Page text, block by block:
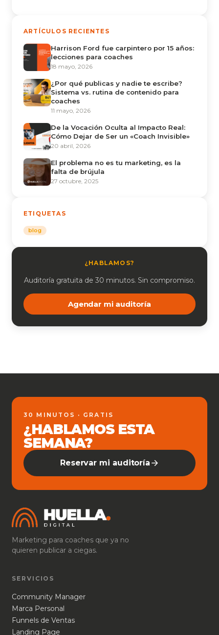
ARTÍCULOS RECIENTES
Harrison Ford fue carpintero por 15 años:
lecciones para coaches
18 mayo, 2026
¿Por qué publicas y nadie te escribe?
Sistema vs. rutina de contenido para
coaches
11 mayo, 2026
De la Vocación Oculta al Impacto Real:
Cómo Dejar de Ser un «Coach Invisible»
20 abril, 2026
El problema no es tu marketing, es la
falta de brújula
27 octubre, 2025
ETIQUETAS
blog
¿HABLAMOS?
Auditoría gratuita de 30 minutos. Sin compromiso.
Agendar mi auditoría
30 MINUTOS · GRATIS
¿HABLAMOS ESTA
SEMANA?
Reservar mi auditoría
Marketing para coaches que ya no
quieren publicar a ciegas.
SERVICIOS
Community Manager
Marca Personal
Funnels de Ventas
Landing Page